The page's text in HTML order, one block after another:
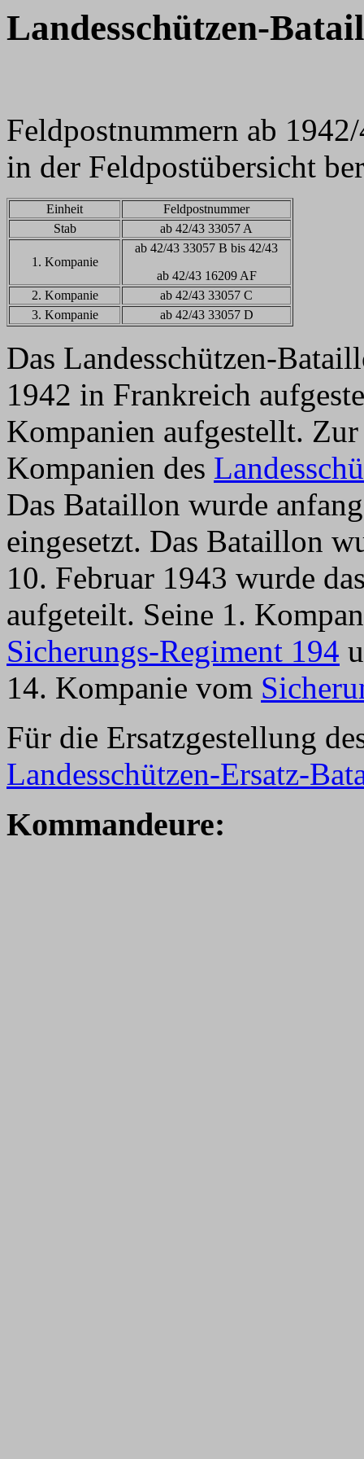
Landesschützen-
Feldpostnummern ab
in der Feldpostübersicht
Einheit
Feldpostnummer
Stab
ab 42/43 33057 A
1. Kompanie
ab 42/43 33057 B bis 42/43
ab 42/43 16209 AF
2. Kompanie
ab 42/43 33057 C
3. Kompanie
ab 42/43 33057 D
Das Landesschützen-
1942 in Frankreich
Kompanien aufgestellt.
Kompanien des
Das Bataillon wurde
eingesetzt. Das Bataillon
10. Februar 1943 wurde
aufgeteilt. Seine 1.
Sicherungs-Regiment 194
14. Kompanie vom
Für die Ersatzgestellung
Landesschützen-Ersatz-
Kommandeure: